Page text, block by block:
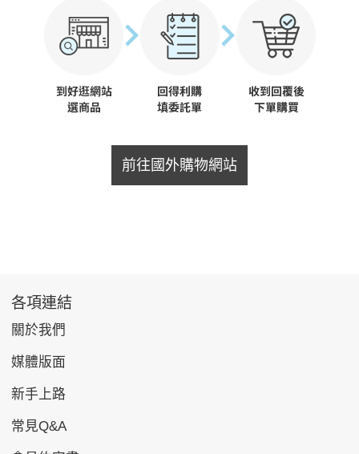
前往國外購物網站
各項連結
關於我們
媒體版面
新手上路
常見Q&A